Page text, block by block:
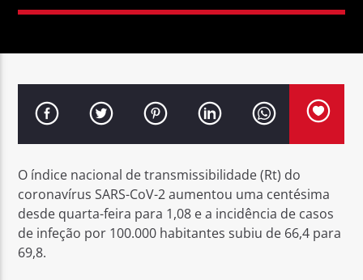
FAIXA ATUAL
DOIDO POR TE AMAR
CONJUNTO MUSICAL INICIADORES
Rádio No ar
O índice nacional de transmissibilidade (Rt) do
coronavírus SARS-CoV-2 aumentou uma centésima
desde quarta-feira para 1,08 e a incidência de casos
de infeção por 100.000 habitantes subiu de 66,4 para
69,8.